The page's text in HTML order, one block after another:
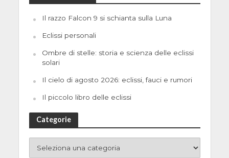
Il razzo Falcon 9 si schianta sulla Luna
Eclissi personali
Ombre di stelle: storia e scienza delle eclissi
solari
Il cielo di agosto 2026: eclissi, fauci e rumori
Il piccolo libro delle eclissi
Categorie